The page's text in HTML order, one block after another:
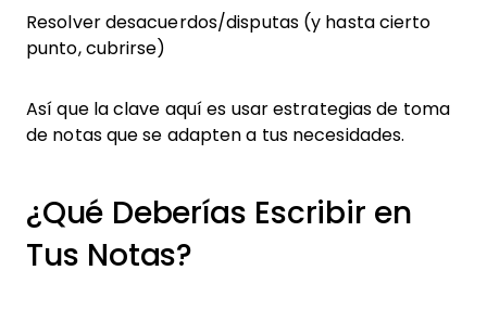
Resolver desacuerdos/disputas (y hasta cierto
punto, cubrirse)
Así que la clave aquí es usar estrategias de toma
de notas que se adapten a tus necesidades.
¿Qué Deberías Escribir en
Tus Notas?